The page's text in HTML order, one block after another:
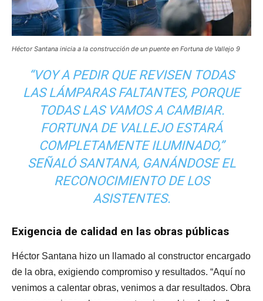
Héctor Santana inicia a la construcción de un puente en Fortuna de Vallejo 9
“VOY A PEDIR QUE REVISEN TODAS
LAS LÁMPARAS FALTANTES, PORQUE
TODAS LAS VAMOS A CAMBIAR.
FORTUNA DE VALLEJO ESTARÁ
COMPLETAMENTE ILUMINADO,”
SEÑALÓ SANTANA, GANÁNDOSE EL
RECONOCIMIENTO DE LOS
ASISTENTES.
Exigencia de calidad en las obras públicas
Héctor Santana hizo un llamado al constructor encargado
de la obra, exigiendo compromiso y resultados. “Aquí no
venimos a calentar obras, venimos a dar resultados. Obra